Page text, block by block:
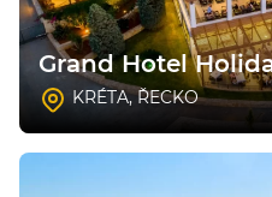
Grand Hotel
KRÉTA,ŘECKO